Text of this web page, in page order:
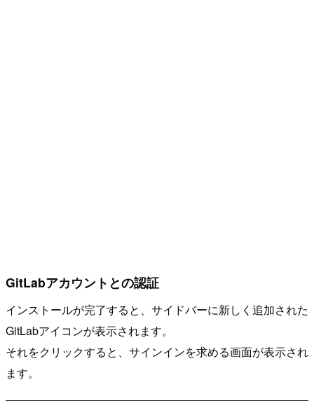
GitLabアカウントとの認証
インストールが完了すると、サイドバーに新しく追加された
GitLabアイコンが表示されます。
それをクリックすると、サインインを求める画面が表示され
ます。